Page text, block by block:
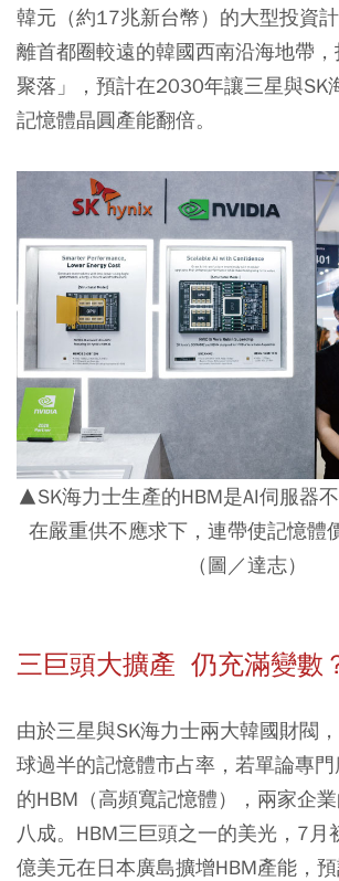
韓元（約17兆新台幣）的大型投資
離首都圈較遠的韓國西南沿海地帶
聚落」，預計在2030年讓三星與SK
記憶體晶圓產能翻倍。
▲SK海力士生產的HBM是AI伺服器
在嚴重供不應求下，連帶使記憶體
（圖／達志）
三巨頭大擴產 仍充滿變數
由於三星與SK海力士兩大韓國財閥
球過半的記憶體市占率，若單論專
的HBM（高頻寬記憶體），兩家企
八成。HBM三巨頭之一的美光，7月
億美元在日本廣島擴增HBM產能，預